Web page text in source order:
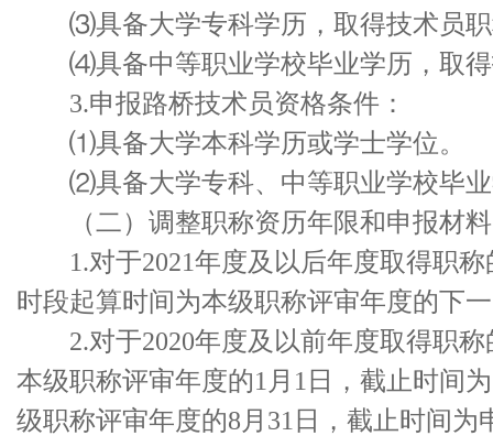
⑶具备大学专科学历，取得技术员职
⑷具备中等职业学校毕业学历，取得
3.申报路桥技术员资格条件：
⑴具备大学本科学历或学士学位。
⑵具备大学专科、中等职业学校毕业
（二）调整职称资历年限和申报材料
1.对于2021年度及以后年度取得职称
时段起算时间为本级职称评审年度的下
2.对于2020年度及以前年度取得职称
本级职称评审年度的1月1日，截止时间
级职称评审年度的8月31日，截止时间